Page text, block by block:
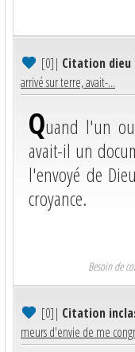
[0]| Citation dieu
arrivé sur terre, avait-...
Quand l'un
avait-il un
l'envoyé de
croyance.
Besoin de
[0]| Citation
meurs d'envie de me